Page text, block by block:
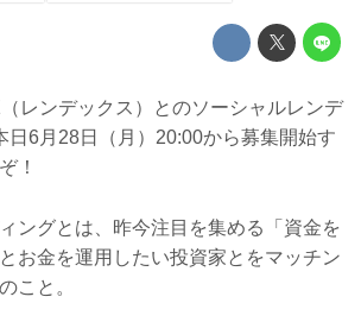
レンデックス）とのソーシャルレンデ
日6月28日（月）20:00から募集開始す
！
ングとは、昨今注目を集める「資金を
お金を運用したい投資家とをマッチン
こと。